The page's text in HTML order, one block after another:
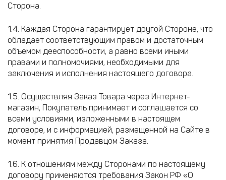
Сторона.
1.4. Каждая Сторона гарантирует другой Стороне, что
обладает соответствующим правом и достаточным
объемом дееспособности, а равно всеми иными
правами и полномочиями, необходимыми для
заключения и исполнения настоящего договора.
1.5. Осуществляя Заказ Товара через Интернет-
магазин, Покупатель принимает и соглашается со
всеми условиями, изложенными в настоящем
договоре, и с информацией, размещенной на Сайте в
момент принятия Продавцом Заказа.
1.6. К отношениям между Сторонами по настоящему
договору применяются требования Закон РФ «О